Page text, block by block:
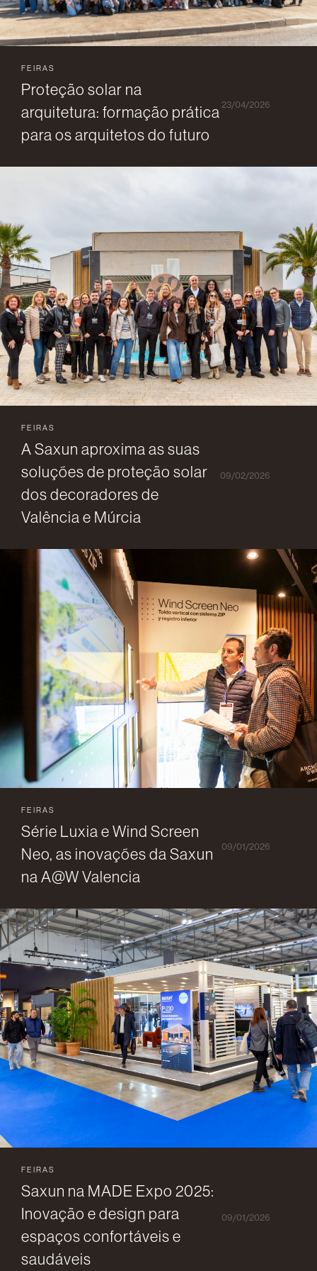
FEIRAS
Proteção solar na
arquitetura: formação prática
para os arquitetos do futuro
23/04/2026
FEIRAS
A Saxun aproxima as suas
soluções de proteção solar
dos decoradores de
Valência e Múrcia
09/02/2026
FEIRAS
Série Luxia e Wind Screen
Neo, as inovações da Saxun
na A@W Valencia
09/01/2026
FEIRAS
Saxun na MADE Expo 2025:
Inovação e design para
espaços confortáveis e
saudáveis
09/01/2026